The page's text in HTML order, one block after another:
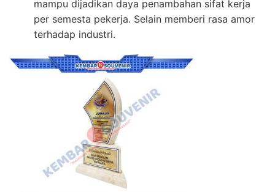
mampu dijadikan daya penambahan sifat kerja
per semesta pekerja. Selain memberi rasa amor
terhadap industri.